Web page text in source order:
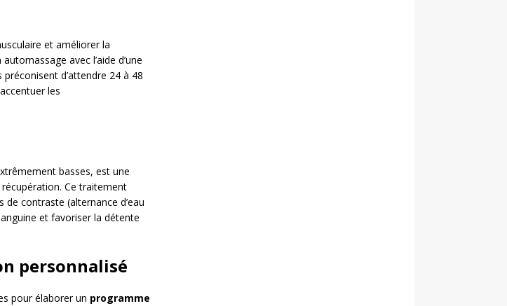
et améliorer la
avec l’aide d’une
d’attendre 24 à 48
les
basses, est une
Ce traitement
contraste (alternance d’eau
et favoriser la détente
personnalisé
pour élaborer un programme